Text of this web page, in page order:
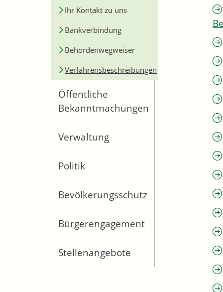
Ihr Kontakt zu uns
Bankverbindung
Behördenwegweiser
Verfahrensbeschreibungen
Öffentliche
Bekanntmachungen
Verwaltung
Politik
Bevölkerungsschutz
Bürgerengagement
Stellenangebote